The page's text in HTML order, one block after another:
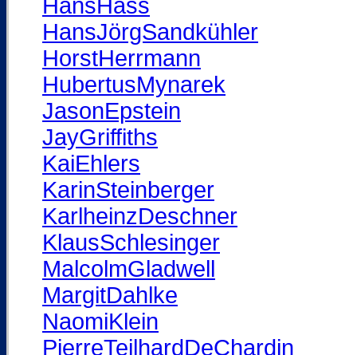
HansHass
HansJörgSandkühler
HorstHerrmann
HubertusMynarek
JasonEpstein
JayGriffiths
KaiEhlers
KarinSteinberger
KarlheinzDeschner
KlausSchlesinger
MalcolmGladwell
MargitDahlke
NaomiKlein
PierreTeilhardDeChardin